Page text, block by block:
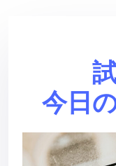
今日